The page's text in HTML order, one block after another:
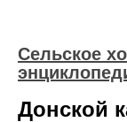
Сельское
Донской